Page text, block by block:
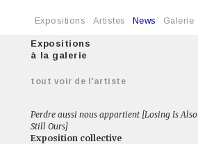
Expositions Artistes News Galerie
Expositions
à la galerie
tout voir de l'artiste
Perdre aussi nous appartient [Losing Is Also
Still Ours]
Exposition collective